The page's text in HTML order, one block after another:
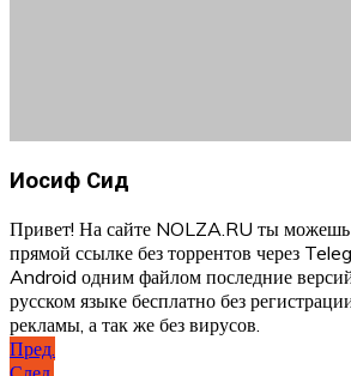
Иосиф Сид
Привет! На сайте NOLZA.RU ты можешь
прямой ссылке без торрентов через
Android одним файлом последние
русском языке бесплатно без
рекламы, а так же без вирусов.
Навигация
Пред.